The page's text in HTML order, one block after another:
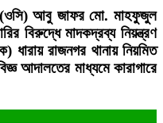
(ওসি) আবু জাফর মো. মাহফুজুল
বিরুদ্ধে মাদকদ্রব্য নিয়ন্ত্রণ
রাজনগর থানায় নিয়মিত
আদালতের মাধ্যমে কারাগারে